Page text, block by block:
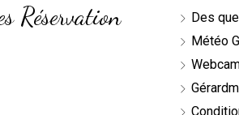
Réservation
Des
Météo